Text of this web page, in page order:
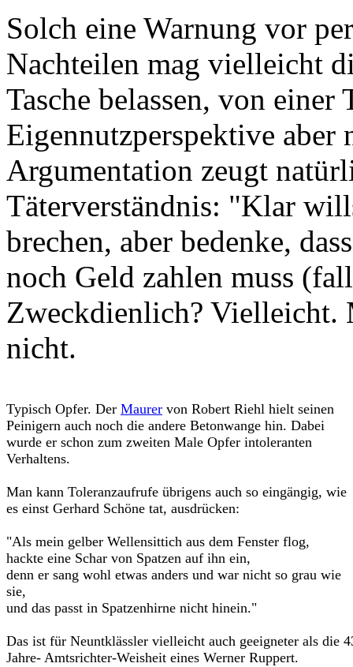
Solch eine Warnung vor
Nachteilen mag vielleicht
Tasche belassen, von
Eigennutzperspektive
Argumentation zeugt
Täterverständnis: "Klar
brechen, aber bedenke,
noch Geld zahlen muss
Zweckdienlich? Vielleicht.
nicht.
Typisch Opfer. Der Maurer von Robert Riehl hielt seinen
Peinigern auch noch die andere Betonwange hin. Dabei
wurde er schon zum zweiten Male Opfer intoleranten
Verhaltens.
Man kann Toleranzaufrufe übrigens auch so eingängig, wie
es einst Gerhard Schöne tat, ausdrücken:
"Als mein gelber Wellensittich aus dem Fenster flog,
hackte eine Schar von Spatzen auf ihn ein,
denn er sang wohl etwas anders und war nicht so grau wie
sie,
und das passt in Spatzenhirne nicht hinein."
Das ist für Neuntklässler vielleicht auch geeigneter als die
Jahre- Amtsrichter-Weisheit eines Werner Ruppert.